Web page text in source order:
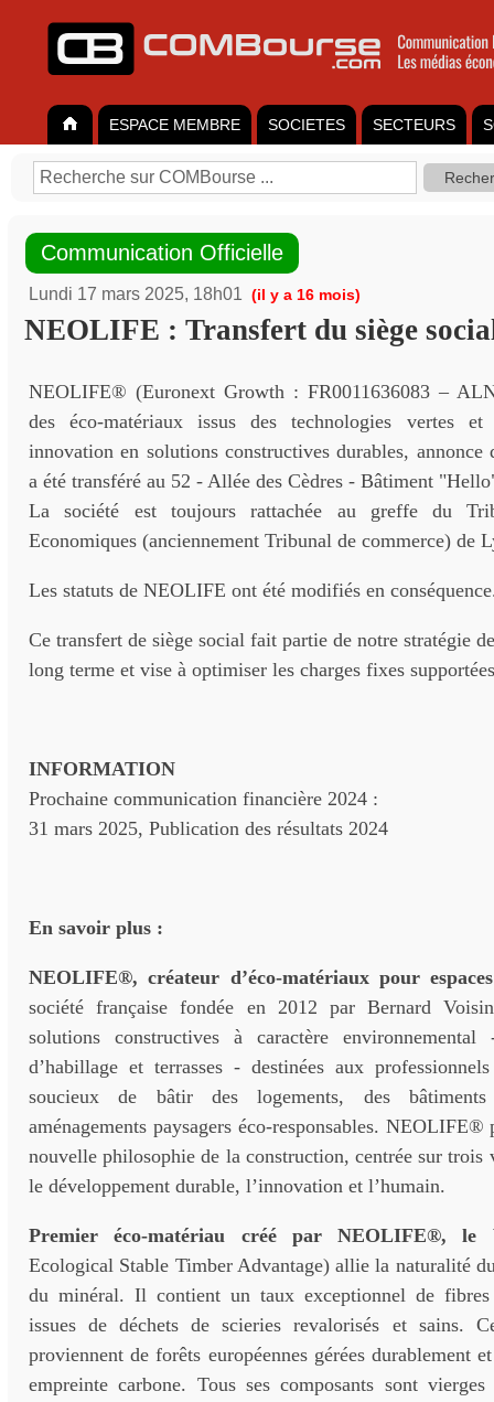
ESPACE MEMBRE SOCIETES SECTEURS
Communication Officielle
Lundi 17 mars 2025, 18h01 (il y a 16 mois)
NEOLIFE : Transfert du siège
NEOLIFE® (Euronext Growth : FR0011636083 –
des éco-matériaux issus des technologies vertes
innovation en solutions constructives durables, annonce
a été transféré au 52 - Allée des Cèdres - Bâtiment
La société est toujours rattachée au greffe du
Economiques (anciennement Tribunal de commerce) de
Les statuts de NEOLIFE ont été modifiés en
Ce transfert de siège social fait partie de notre stratégie
long terme et vise à optimiser les charges fixes
INFORMATION
Prochaine communication financière 2024 :
31 mars 2025, Publication des résultats 2024
En savoir plus :
NEOLIFE®, créateur d’éco-matériaux pour
société française fondée en 2012 par Bernard
solutions constructives à caractère
d’habillage et terrasses - destinées aux
soucieux de bâtir des logements, des
aménagements paysagers éco-responsables.
nouvelle philosophie de la construction, centrée sur trois
le développement durable, l’innovation et l’humain.
Premier éco-matériau créé par NEOLIFE®, le
Ecological Stable Timber Advantage) allie la naturalité
du minéral. Il contient un taux exceptionnel de fibres
issues de déchets de scieries revalorisés et sains.
proviennent de forêts européennes gérées durablement
empreinte carbone. Tous ses composants sont